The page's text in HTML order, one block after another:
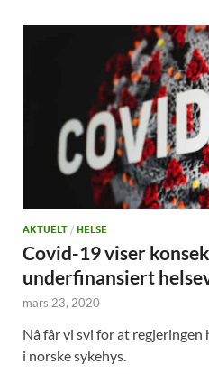
AKTUELT / HELSE
Covid-19 viser
underfinansiert
mars 23, 2020
Nå får vi svi for at regjeringen
i norske sykehys.